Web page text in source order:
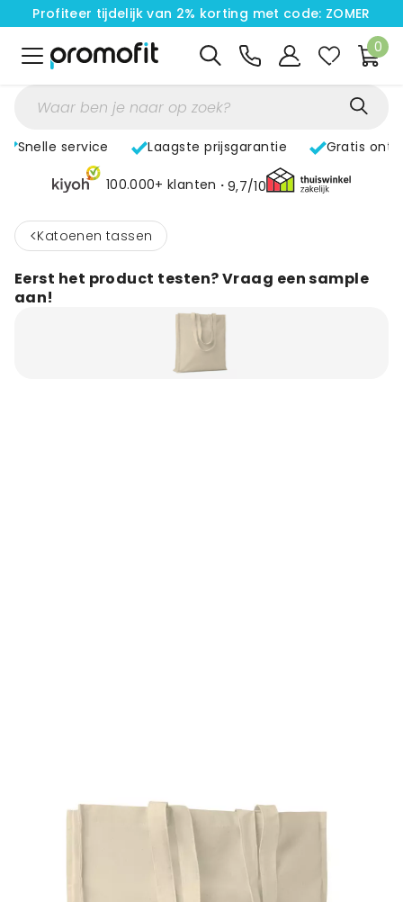
Profiteer tijdelijk van 2% korting met code: ZOMER
0
Snelle service Laagste prijsgarantie Gratis
100.000+ klanten 9,7/10
< Katoenen tassen
Eerst het product testen? Vraag een sample
aan!